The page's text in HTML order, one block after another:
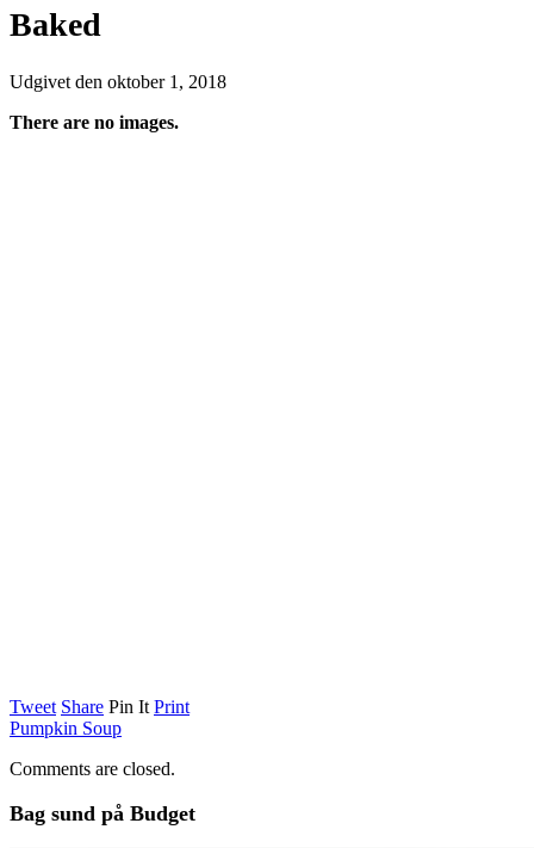
Baked
Udgivet den oktober 1, 2018
There are no images.
Tweet Share Pin It Print
Pumpkin Soup
Comments are closed.
Bag sund på Budget